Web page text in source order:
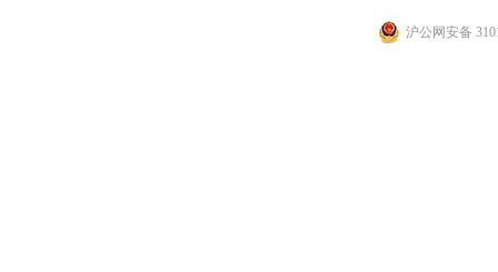
沪公网安备